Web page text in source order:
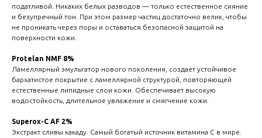
податливой. Никаких белых разводов — только естественное сияние
и безупречный тон. При этом размер частиц достаточно велик, чтобы
не проникать через поры и оставаться безопасной защитой на
поверхности кожи.
Protelan NMF 8%
Ламеллярный эмульгатор нового поколения, создает устойчивое
бархатистое покрытие с ламеллярной структурой, повторяющей
естественные липидные слои кожи. Обеспечивает высокую
водостойкость, длительное увлажение и смягчение кожи.
Superox-C AF 2%
Экстракт сливы какаду. Самый богатый источник витамина C в мире.